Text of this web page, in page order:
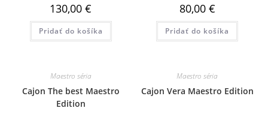
130,00€
Pridať do košíka
80,00 €
Pridať do košíka
Maestro séria
Cajon The best Maestro
Edition
Maestro séria
Cajon Vera Maestro Edition